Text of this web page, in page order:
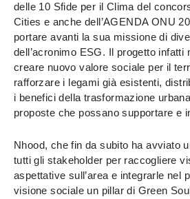
delle 10 Sfide per il Clima del
Cities e anche dell’AGENDA ONU
portare avanti la sua missione di
dell’acronimo ESG. Il progetto infatti
creare nuovo valore sociale per il
rafforzare i legami già esistenti,
i benefici della trasformazione
proposte che possano supportare e
Nhood, che fin da subito ha avviato
tutti gli stakeholder per raccogliere
aspettative sull’area e integrarle nel
visione sociale un pillar di Green